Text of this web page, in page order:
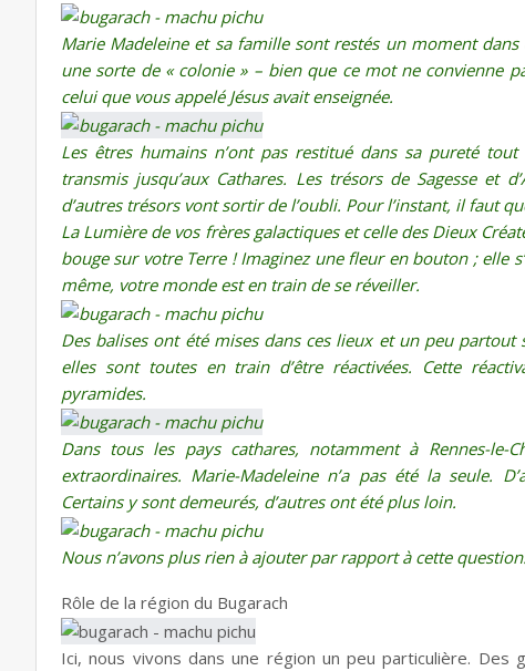
Marie Madeleine et sa famille sont restés un moment
une sorte de « colonie » – bien que ce mot ne convienne
celui que vous appelé Jésus avait enseignée.
Les êtres humains n’ont pas restitué dans sa pureté
transmis jusqu’aux Cathares. Les trésors de Sagesse et
d’autres trésors vont sortir de l’oubli. Pour l’instant, il faut
La Lumière de vos frères galactiques et celle des Dieux
bouge sur votre Terre ! Imaginez une fleur en bouton ; elle
même, votre monde est en train de se réveiller.
Des balises ont été mises dans ces lieux et un peu
elles sont toutes en train d’être réactivées. Cette
pyramides.
Dans tous les pays cathares, notamment à Rennes-
extraordinaires. Marie-Madeleine n’a pas été la seule.
Certains y sont demeurés, d’autres ont été plus loin.
Nous n’avons plus rien à ajouter par rapport à cette
Rôle de la région du Bugarach
Ici, nous vivons dans une région un peu particulière.